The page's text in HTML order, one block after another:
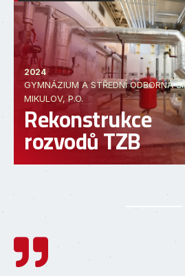
2024
GYMNÁZIUM A STŘEDNÍ ODBORNÁ
MIKULOV, P.O.
Rekonstrukce
rozvodů TZB
